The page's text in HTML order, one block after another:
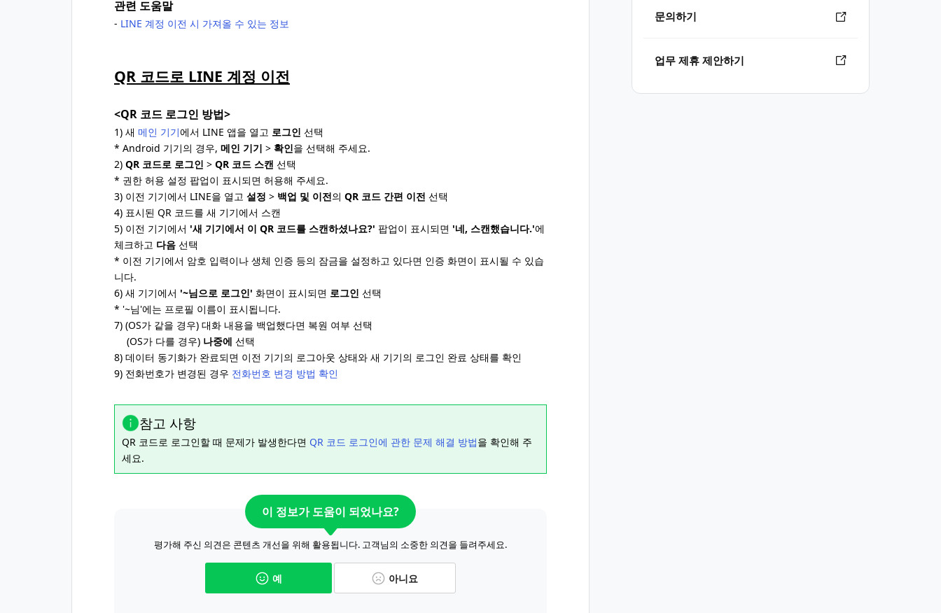
문의하기
업무 제휴 제안하기
관련 도움말
- LINE 계정 이전 시 가져올 수 있는 정보
QR 코드로 LINE 계정 이전
<QR 코드 로그인 방법>
1) 새 메인 기기에서 LINE 앱을 열고 로그인 선택
* Android 기기의 경우, 메인 기기 > 확인을 선택해 주세요.
2) QR 코드로 로그인 > QR 코드 스캔 선택
* 권한 허용 설정 팝업이 표시되면 허용해 주세요.
3) 이전 기기에서 LINE을 열고 설정 > 백업 및 이전의 QR 코드 간편 이전 선택
4) 표시된 QR 코드를 새 기기에서 스캔
5) 이전 기기에서 '새 기기에서 이 QR 코드를 스캔하셨나요?' 팝업이 표시되면 '네, 스캔했습니다.'에
체크하고 다음 선택
* 이전 기기에서 암호 입력이나 생체 인증 등의 잠금을 설정하고 있다면 인증 화면이 표시될 수 있습
니다.
6) 새 기기에서 '~님으로 로그인' 화면이 표시되면 로그인 선택
* '~님'에는 프로필 이름이 표시됩니다.
7) (OS가 같을 경우) 대화 내용을 백업했다면 복원 여부 선택
(OS가 다를 경우) 나중에 선택
8) 데이터 동기화가 완료되면 이전 기기의 로그아웃 상태와 새 기기의 로그인 완료 상태를 확인
9) 전화번호가 변경된 경우 전화번호 변경 방법 확인
참고 사항
QR 코드로 로그인할 때 문제가 발생한다면 QR 코드 로그인에 관한 문제 해결 방법을 확인해 주
세요.
이 정보가 도움이 되었나요?
평가해 주신 의견은 콘텐츠 개선을 위해 활용됩니다. 고객님의 소중한 의견을 들려주세요.
예 아니요